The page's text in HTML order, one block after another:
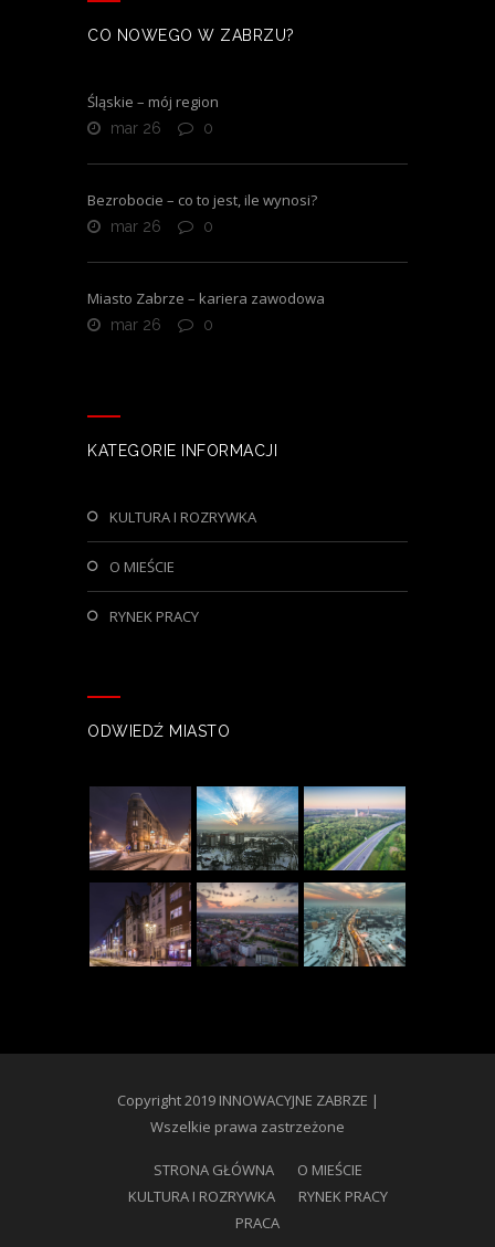
CO NOWEGO W ZABRZU?
Śląskie – mój region
mar 26 0
Bezrobocie – co to jest, ile wynosi?
mar 26 0
Miasto Zabrze – kariera zawodowa
mar 26 0
KATEGORIE INFORMACJI
KULTURA I ROZRYWKA
O MIEŚCIE
RYNEK PRACY
ODWIEDŹ MIASTO
Copyright 2019 INNOWACYJNE ZABRZE |
Wszelkie prawa zastrzeżone
STRONA GŁÓWNA
O MIEŚCIE
KULTURA I ROZRYWKA
RYNEK PRACY
PRACA